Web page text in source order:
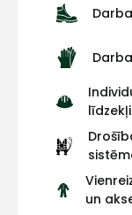
līdzekļi
un